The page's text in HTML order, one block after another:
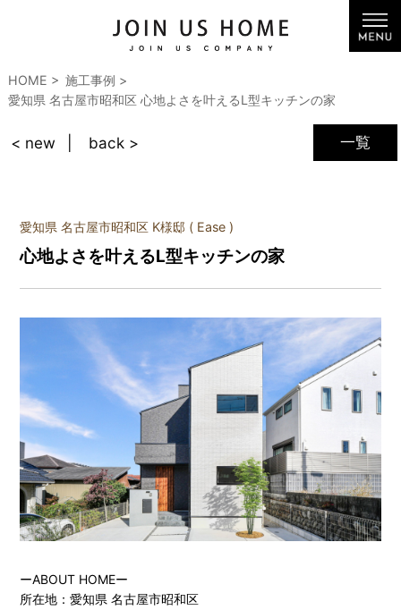
HOME
施工事例
愛知県 名古屋市昭和区 心地よさを叶えるL型キッチンの家
一覧
< new back >
愛知県 名古屋市昭和区 K様邸 ( Ease )
心地よさを叶えるL型キッチンの家
ーABOUT HOMEー
所在地：愛知県 名古屋市昭和区